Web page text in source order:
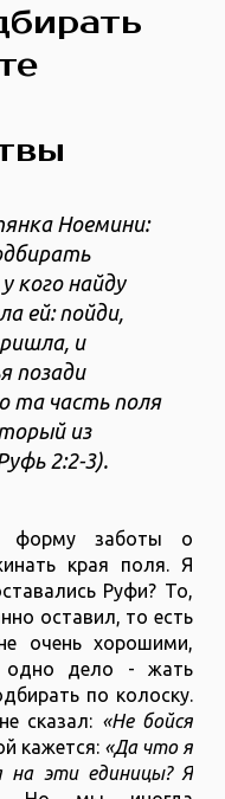
Ноемини:
кого найду
ей: пойди,
и
позади
та часть поля
из
2:2-3).
форму заботы о
края поля. Я
Руфи? То,
оставил, то есть
очень хорошими,
одно дело - жать
по колоску.
сказал: «Не бойся
кажется: «Да что я
на эти единицы? Я